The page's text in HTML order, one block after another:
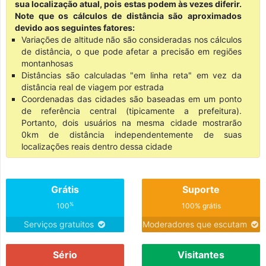
sua localização atual, pois estas podem às vezes diferir.
Note que os cálculos de distância são aproximados
devido aos seguintes fatores:
Variações de altitude não são consideradas nos cálculos
de distância, o que pode afetar a precisão em regiões
montanhosas
Distâncias são calculadas "em linha reta" em vez da
distância real de viagem por estrada
Coordenadas das cidades são baseadas em um ponto
de referência central (tipicamente a prefeitura).
Portanto, dois usuários na mesma cidade mostrarão
0km de distância independentemente de suas
localizações reais dentro dessa cidade
Grátis
100%
Serviços gratuitos
Suporte
100% grátis
Moderadores que escutam
Sério Visitantes